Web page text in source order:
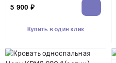
5 900 ₽
Купить в один клик